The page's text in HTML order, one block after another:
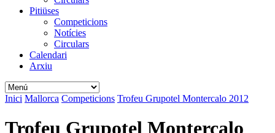
Pitiüses
Competicions
Notícies
Circulars
Calendari
Arxiu
Inici Mallorca Competicions Trofeu Grupotel Montercalo 2012
Trofeu Grupotel Montercalo